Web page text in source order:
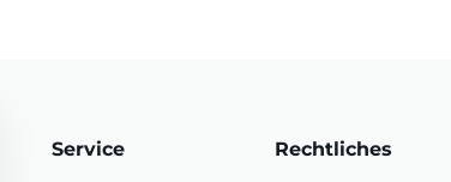
Service
Rechtliches